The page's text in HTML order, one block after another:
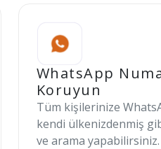
WhatsApp
Koruyun
Tüm kişilerinize
kendi ülkenizdenmiş
ve arama